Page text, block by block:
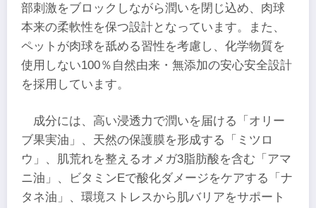
部刺激をブロックしながら潤いを閉じ込め、肉球
本来の柔軟性を保つ設計となっています。また、
ペットが肉球を舐める習性を考慮し、化学物質を
使用しない100％自然由来・無添加の安心安全設計
を採用しています。
成分には、高い浸透力で潤いを届ける「オリー
ブ果実油」、天然の保護膜を形成する「ミツロ
ウ」、肌荒れを整えるオメガ3脂肪酸を含む「アマ
ニ油」、ビタミンEで酸化ダメージをケアする「ナ
タネ油」、環境ストレスから肌バリアをサポート